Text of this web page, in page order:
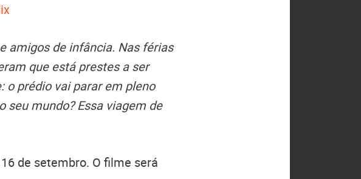
amigos de infância. Nas férias
que está prestes a ser
o prédio vai parar em pleno
seu mundo? Essa viagem de
de setembro. O filme será